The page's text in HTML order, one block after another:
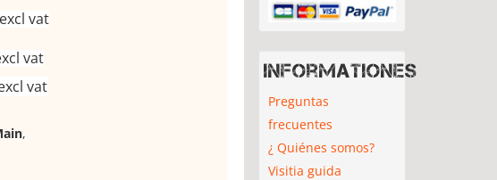
vat
vat
vat
,
Informationes
Preguntas
frecuentes
¿ Quiénes somos?
Visitia guida